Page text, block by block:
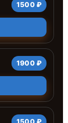
1500 ₽
1900 ₽